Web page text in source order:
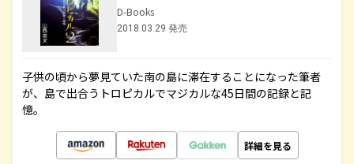
D-Books
2018.03.29 発売
子供の頃から夢見ていた南の島に滞在することになった筆者
が、島で出合うトロピカルでマジカルな45日間の記録と記
憶。
詳細を見る